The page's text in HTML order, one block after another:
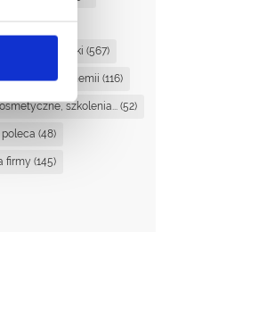
Drescher(1)
i kosmetyki (567)
i szczypta chemii (116)
szkolenia... (52)
(48)
firmy (145)